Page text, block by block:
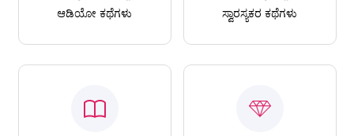
ಆಡಿಯೋ ಕಥೆಗಳು
ಸ್ವಾರಸ್ಯಕರ ಕಥೆಗಳು